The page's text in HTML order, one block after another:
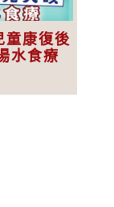
童康復後
水食療